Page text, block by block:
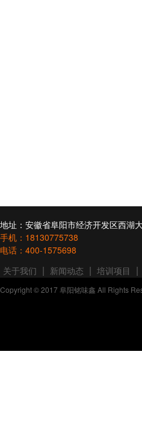
地址：安徽省阜阳市经济开发区西湖
手机：18130775738
电话：400-1575698
关于我们 | 新闻动态 | 培训项目 |
Copyright © 2017 阜阳铭味鑫 All Rights